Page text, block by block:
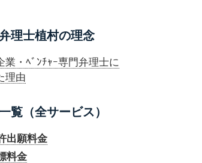
理士植村の理念
業・ﾍﾞﾝﾁｬｰ専門弁理士に
理由
覧（全サービス）
出願料金
料金